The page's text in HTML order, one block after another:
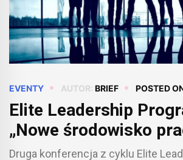
EVENTY AUTOR: BRIEF POSTED
Elite Leadership
„Nowe środowisko
zmieni się stosunek
Druga konferencja z cyklu Elite